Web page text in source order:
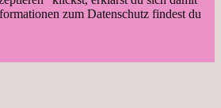
zum Datenschutz findest du